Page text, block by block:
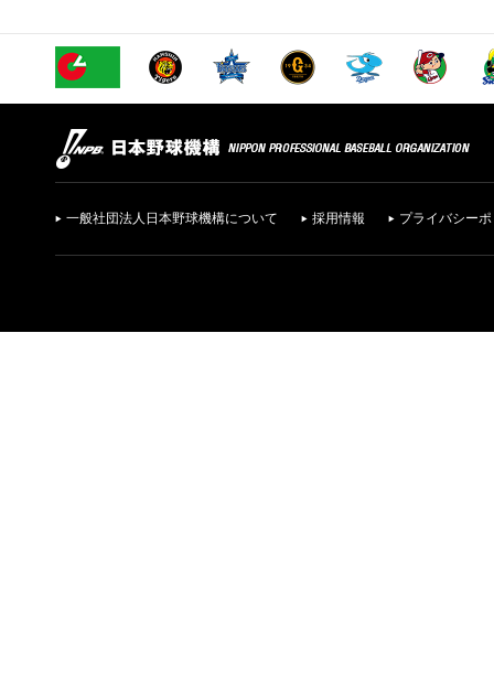
一般社団法人日本野球機構について 採用情報 プライバシー